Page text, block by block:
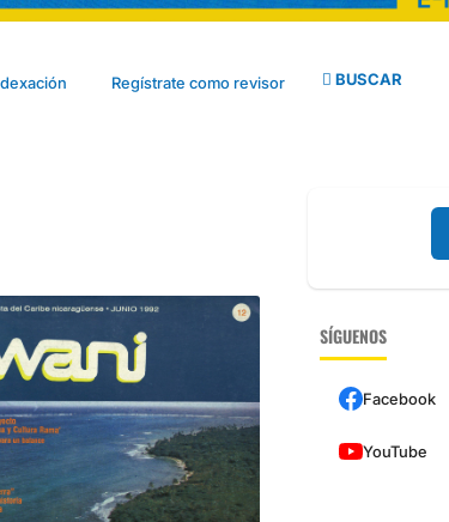
Regístrate como revisor BUSCAR
SÍGUENOS
Facebook
YouTube